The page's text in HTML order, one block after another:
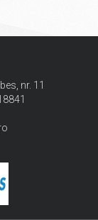
nr. 11